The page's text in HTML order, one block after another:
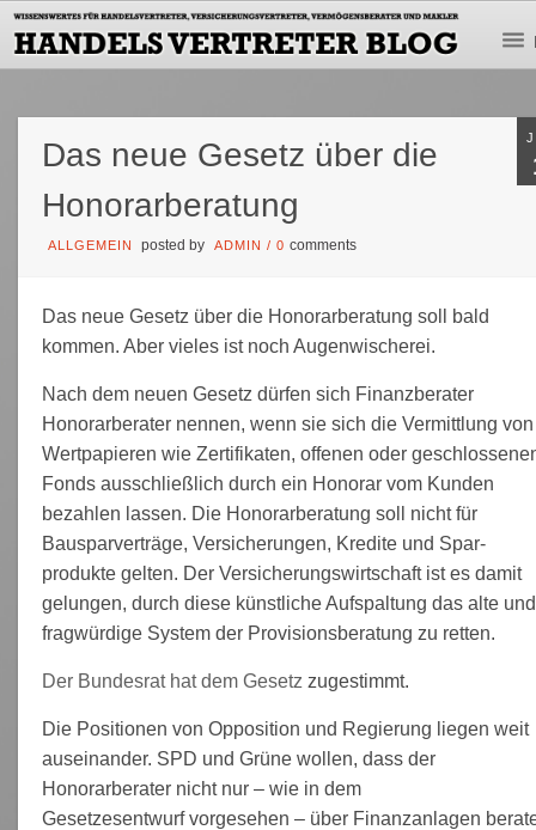
Das neue Gesetz über die
Honorarberatung
ALLGEMEIN posted by ADMIN /0comments
Das neue Gesetz über die Honorarberatung soll bald
kommen. Aber vieles ist noch Augenwischerei.
Nach dem neuen Gesetz dürfen sich Finanzberater
Honorarberater nennen, wenn sie sich die Vermitt­lung von
Wert­papieren wie Zertifikaten, offenen oder
Fonds ausschließ­lich durch ein Honorar vom Kunden
bezahlen lassen. Die Honorarberatung soll nicht für
Bauspar­verträge, Versicherungen, Kredite und Spar­
produkte gelten. Der Versicherungswirtschaft ist es damit
gelungen, durch diese künstliche Aufspaltung das alte und
fragwürdige System der Provisionsberatung zu retten.
Der Bundesrat hat dem Gesetz zugestimmt.
Die Positionen von Opposition und Regierung liegen weit
auseinander. SPD und Grüne wollen, dass der
Honorarberater nicht nur – wie in dem
Gesetzesentwurf vorgesehen – über Finanzanlagen